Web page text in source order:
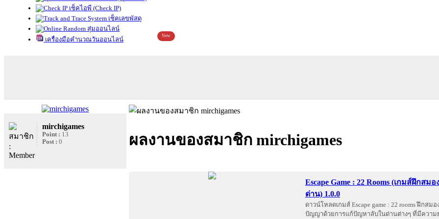
เช็คไอพี (Check IP)
เช็คเลขพัสดุ
สุ่มออนไลน์
เครื่องมือคำนวณวันออนไลน์
New
mirchigames
Point : 13
Post : 0 ผลงานของสมาชิก mirchigames
Escape Game : 22 Rooms (เกมส์ฝึกสม
ด่าน) 1.0.0
ดาวน์โหลดเกมส์ Escape game : 22 rooms ฝึกสมอ
ปัญญาด้วยการแก้ปัญหาลับในด่านต่างๆ ที่มีความ